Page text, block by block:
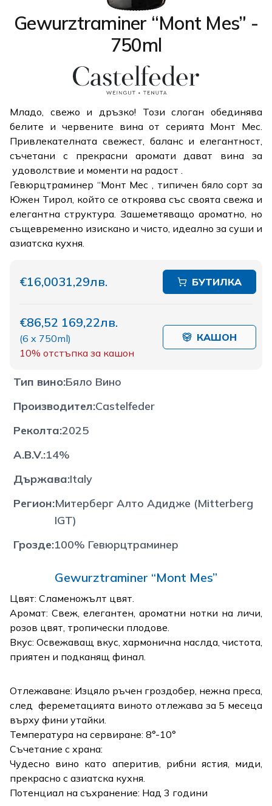
Gewurztraminer “Mont Mes” -
750ml
Младo, свежo и дръзко! Този слоган обединява
белите и червените вина от серията Монт Мес.
Привлекателната свежест, баланс и елегантност,
съчетани с прекрасни аромати дават вина за
удоволствие и моменти на радост .
Гевюрцтраминер “Монт Мес , типичен бяло сорт за
Южен Тирол, който се откроява със своята свежа и
елегантна структура. Зашеметяващо ароматно, но
същевременно изискано и чисто, идеално за суши и
азиатска кухня.
€16,0031,29лв. БУТИЛКА
€86,52 169,22лв.
(6 x 750ml)
10% отстъпка за кашон
КАШОН
Тип вино:Бяло Вино
Производител:Castelfeder
Реколта:2025
A.B.V.:14%
Държава:Italy
Регион:Митерберг Алто Адидже (Mitterberg
IGT)
Грозде:100% Гевюрцтраминер
Gewurztraminer “Mont Mes”
Цвят: Сламеножълт цвят.
Аромат: Свеж, елегантен, ароматни нотки на личи,
розов цвят, тропически плодове.
Вкус: Освежаващ вкус, хармонична наслда, чистота,
приятен и подканящ финал.
Отлежаване: Изцяло ръчен гроздобер, нежна преса,
след фереметацията виното отлежава за 5 месеца
върху фини утайки.
Температура на сервиране: 8°-10°
Съчетание с храна:
Чудесно вино като аперитив, рибни ястия, миди,
прекрасно с азиатска кухня.
Потенциал на съхранение: Над 3 години